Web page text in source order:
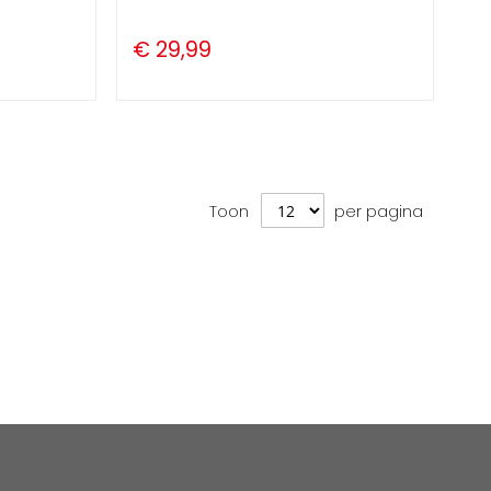
€ 29,99
Toon per pagina